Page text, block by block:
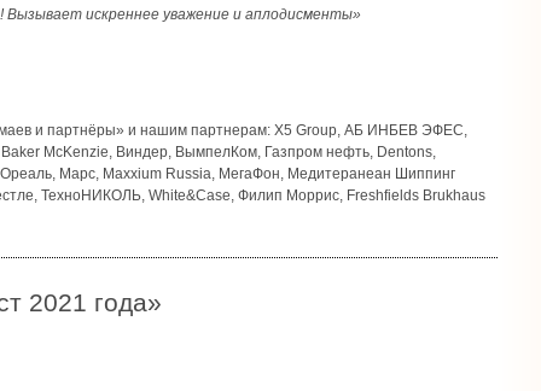
Вызывает искреннее уважение и аплодисменты»
и партнёры» и нашим партнерам: X5 Group, АБ ИНБЕВ ЭФЕС,
McKenzie, Виндер, ВымпелКом, Газпром нефть, Dentons,
Марс, Maxxium Russia, МегаФон, Медитеранеан Шиппинг
ТехноНИКОЛЬ, White&Case, Филип Моррис, Freshfields Brukhaus
2021 года»